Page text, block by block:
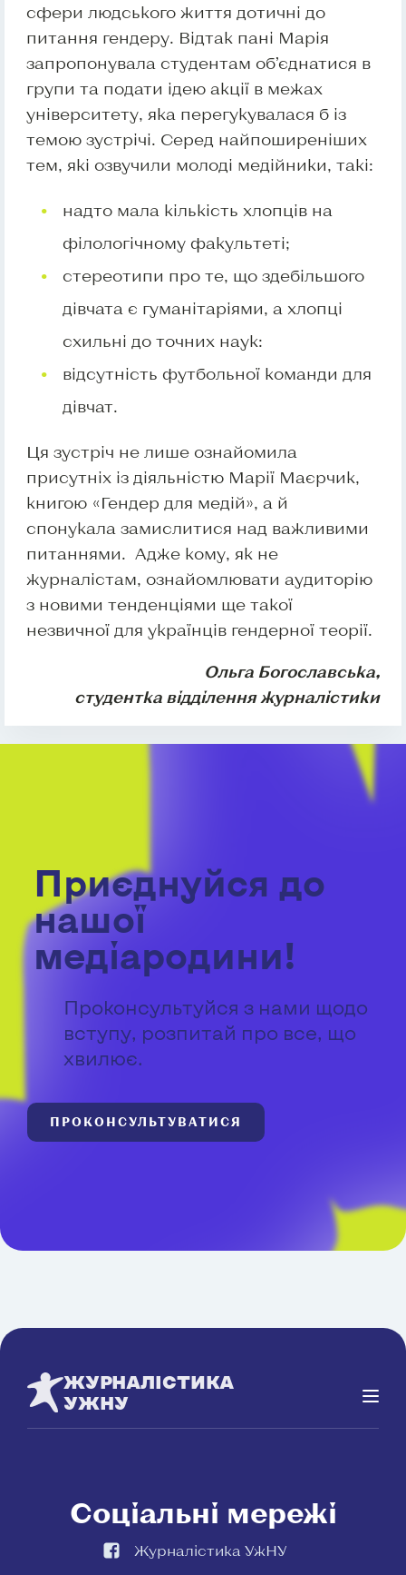
сфери людського життя дотичні до
питання гендеру. Відтак пані Марія
запропонувала студентам об’єднатися в
групи та подати ідею акції в межах
університету, яка перегукувалася б із
темою зустрічі. Серед найпоширеніших
тем, які озвучили молоді медійники, такі:
надто мала кількість хлопців на
філологічному факультеті;
стереотипи про те, що здебільшого
дівчата є гуманітаріями, а хлопці
схильні до точних наук:
відсутність футбольної команди для
дівчат.
Ця зустріч не лише ознайомила
присутніх із діяльністю Марії Маєрчик,
книгою «Гендер для медій», а й
спонукала замислитися над важливими
питаннями. Адже кому, як не
журналістам, ознайомлювати аудиторію
з новими тенденціями ще такої
незвичної для українців гендерної теорії.
Ольга Богославська,
студентка відділення журналістики
Приєднуйся до
нашої
медіародини!
Проконсультуйся з нами щодо
вступу, розпитай про все, що
хвилює.
ПРОКОНСУЛЬТУВАТИСЯ
ЖУРНАЛІСТИКА
УЖНУ
Соціальні мережі
Журналістика УжНУ